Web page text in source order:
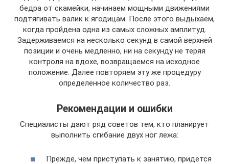
бедра от скамейки, начинаем мощными движениями
подтягивать валик к ягодицам. После этого выдыхаем,
когда пройдена одна из самых сложных амплитуд.
Задерживаемся на несколько секунд в самой верхней
позиции и очень медленно, ни на секунду не теряя
контроля на вдохе, возвращаемся на исходное
положение. Далее повторяем эту же процедуру
определенное количество раз.
Рекомендации и ошибки
Специалисты дают ряд советов тем, кто планирует
выполнить сгибание двух ног лежа:
Прежде, чем приступать к занятию, придется